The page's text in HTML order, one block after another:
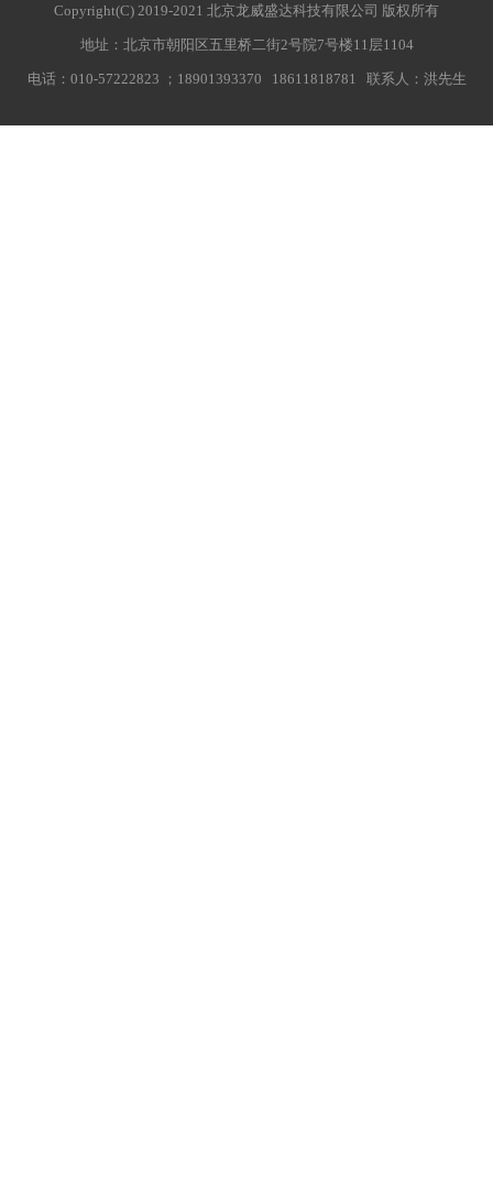
Copyright(C) 2019-2021 北京龙威盛达科技有限公司 版权所有
地址：北京市朝阳区五里桥二街2号院7号楼11层1104
电话：010-57222823 ；18901393370 18611818781 联系人：洪先生